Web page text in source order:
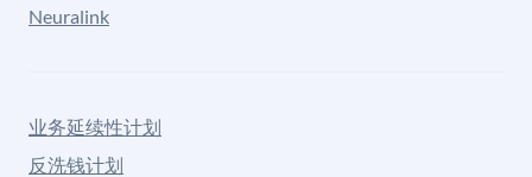
Neuralink
业务延续性计划
反洗钱计划